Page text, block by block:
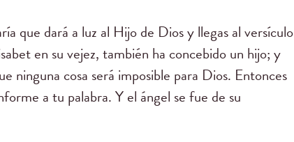
que dará a luz al Hijo de Dios y llegas al versículo
en su vejez, también ha concebido un hijo; y
ninguna cosa será imposible para Dios. Entonces
a tu palabra. Y el ángel se fue de su